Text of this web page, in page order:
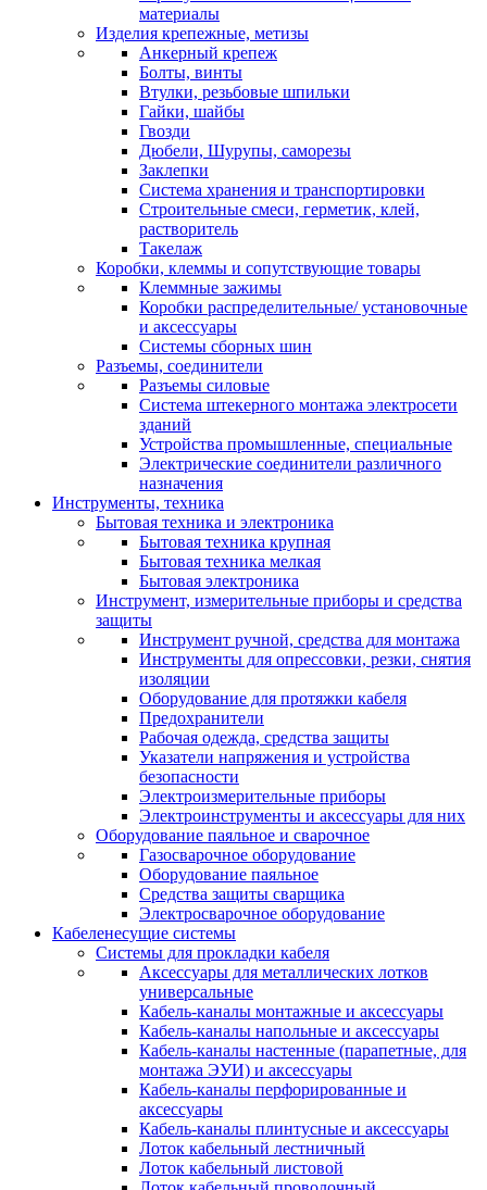
материалы
Изделия крепежные, метизы
Анкерный крепеж
Болты, винты
Втулки, резьбовые шпильки
Гайки, шайбы
Гвозди
Дюбели, Шурупы, саморезы
Заклепки
Система хранения и транспортировки
Строительные смеси, герметик, клей,
растворитель
Такелаж
Коробки, клеммы и сопутствующие товары
Клеммные зажимы
Коробки распределительные/ установочные
и аксессуары
Системы сборных шин
Разъемы, соединители
Разъемы силовые
Система штекерного монтажа электросети
зданий
Устройства промышленные, специальные
Электрические соединители различного
назначения
Инструменты, техника
Бытовая техника и электроника
Бытовая техника крупная
Бытовая техника мелкая
Бытовая электроника
Инструмент, измерительные приборы и средства
защиты
Инструмент ручной, средства для монтажа
Инструменты для опрессовки, резки, снятия
изоляции
Оборудование для протяжки кабеля
Предохранители
Рабочая одежда, средства защиты
Указатели напряжения и устройства
безопасности
Электроизмерительные приборы
Электроинструменты и аксессуары для них
Оборудование паяльное и сварочное
Газосварочное оборудование
Оборудование паяльное
Средства защиты сварщика
Электросварочное оборудование
Кабеленесущие системы
Системы для прокладки кабеля
Аксессуары для металлических лотков
универсальные
Кабель-каналы монтажные и аксессуары
Кабель-каналы напольные и аксессуары
Кабель-каналы настенные (парапетные, для
монтажа ЭУИ) и аксессуары
Кабель-каналы перфорированные и
аксессуары
Кабель-каналы плинтусные и аксессуары
Лоток кабельный лестничный
Лоток кабельный листовой